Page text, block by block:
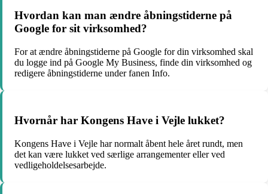
Hvordan kan man ændre åbningstiderne på
Google for sit virksomhed?
For at ændre åbningstiderne på Google for din virksomhed skal
du logge ind på Google My Business, finde din virksomhed og
redigere åbningstiderne under fanen Info.
Hvornår har Kongens Have i Vejle lukket?
Kongens Have i Vejle har normalt åbent hele året rundt, men
det kan være lukket ved særlige arrangementer eller ved
vedligeholdelsesarbejde.